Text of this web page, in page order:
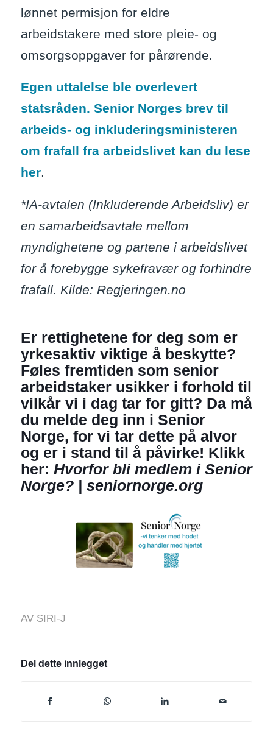
lønnet permisjon for eldre
arbeidstakere med store pleie- og
omsorgsoppgaver for pårørende.
Egen uttalelse ble overlevert
statsråden. Senior Norges brev til
arbeids- og inkluderingsministeren
om frafall fra arbeidslivet kan du lese
her.
*IA-avtalen (Inkluderende Arbeidsliv) er
en samarbeidsavtale mellom
myndighetene og partene i arbeidslivet
for å forebygge sykefravær og forhindre
frafall. Kilde: Regjeringen.no
Er rettighetene for deg som er
yrkesaktiv viktige å beskytte?
Føles fremtiden som senior
arbeidstaker usikker i forhold til
vilkår vi i dag tar for gitt? Da må
du melde deg inn i Senior
Norge, for vi tar dette på alvor
og er i stand til å påvirke! Klikk
her: Hvorfor bli medlem i Senior
Norge? | seniornorge.org
AV SIRI-J
Del dette innlegget